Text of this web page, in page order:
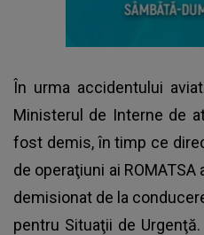
În urma accidentului
Ministerul de Interne de
fost demis, în timp ce
de operaţiuni ai
demisionat de la
pentru Situaţii de